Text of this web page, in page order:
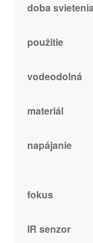
doba
použitie
vodeodolná
materiál
napájanie
fokus
IR senzor